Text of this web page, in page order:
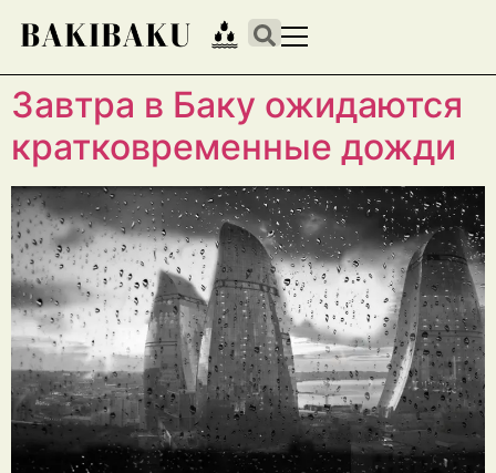
Завтра в Баку ожидаются
кратковременные дожди